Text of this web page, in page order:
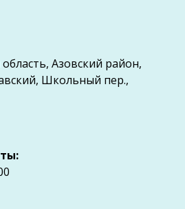
Азовский район,
Школьный пер.,